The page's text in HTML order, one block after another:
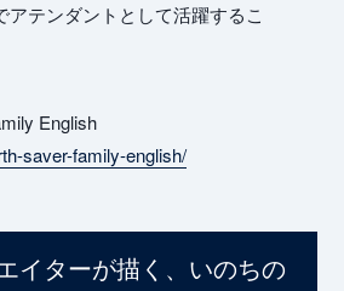
アテンダントとして活躍するこ
English
saver-family-english/
イターが描く、いのちの